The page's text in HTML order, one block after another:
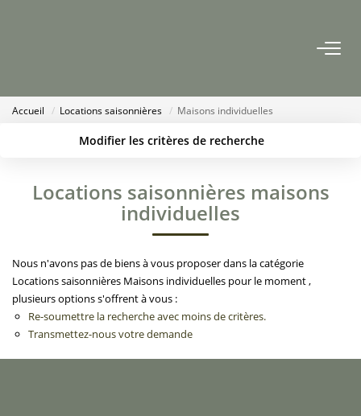
Nos Actualités
ESTIMATION
CONTACT
Accueil Locations saisonnières Maisons individuelles
Modifier les critères de recherche
Plus de critères Créer une alerte
Locations saisonnières maisons
individuelles
Nous n'avons pas de biens à vous proposer dans la catégorie
Locations saisonnières Maisons individuelles pour le moment ,
plusieurs options s'offrent à vous :
Re-soumettre la recherche avec moins de critères.
Transmettez-nous votre demande